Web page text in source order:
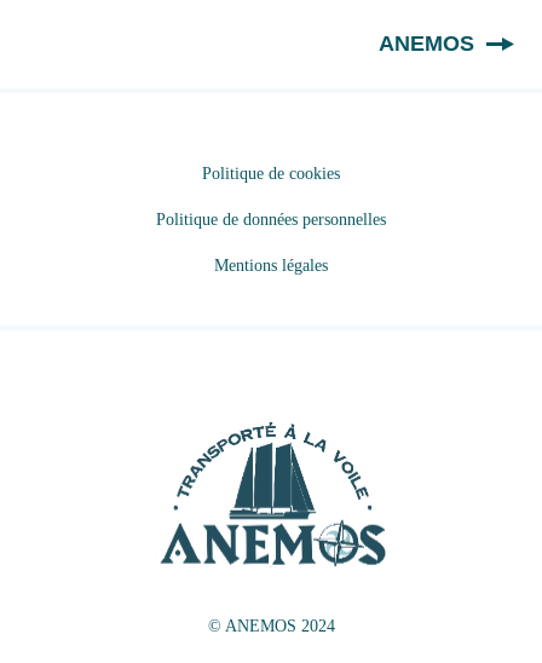
ANEMOS
Politique de cookies
Politique de données personnelles
Mentions légales
© ANEMOS 2024